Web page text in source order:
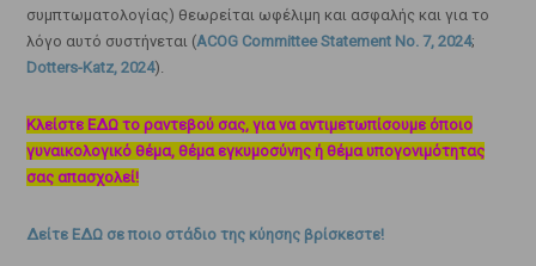
συμπτωματολογίας) θεωρείται ωφέλιμη και ασφαλής και για το
λόγο αυτό συστήνεται (ACOG Committee Statement No. 7, 2024;
Dotters-Katz, 2024).
Κλείστε ΕΔΩ το ραντεβού σας, για να αντιμετωπίσουμε όποιο
γυναικολογικό θέμα, θέμα εγκυμοσύνης ή θέμα υπογονιμότητας
σας απασχολεί!
Δείτε ΕΔΩ σε ποιο στάδιο της κύησης βρίσκεστε!